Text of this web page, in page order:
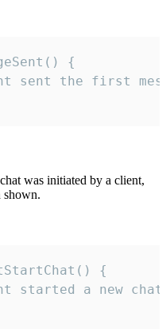
{
sent the first
was initiated by a client,
shown.
{
started a new